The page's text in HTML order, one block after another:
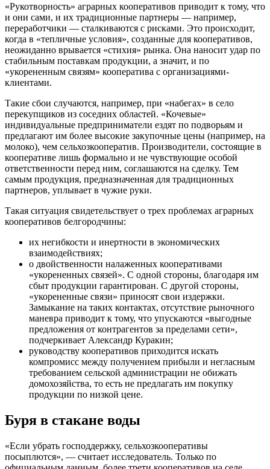
«Рукотворность» аграрных кооперативов приводит к тому, что
и они сами, и их традиционные партнеры — например,
переработчики — сталкиваются с рисками. Это происходит,
когда в «тепличные условия», созданные для кооперативов,
неожиданно врывается «стихия» рынка. Она наносит удар по
стабильным поставкам продукции, а значит, и по
«укорененным связям» кооператива с организациями-
клиентами.
Такие сбои случаются, например, при «набегах» в село
перекупщиков из соседних областей. «Кочевые»
индивидуальные предприниматели ездят по подворьям и
предлагают им более высокие закупочные цены (например, на
молоко), чем сельхозкооператив. Производители, состоящие в
кооперативе лишь формально и не чувствующие особой
ответственности перед ним, соглашаются на сделку. Тем
самым продукция, предназначенная для традиционных
партнеров, уплывает в чужие руки.
Такая ситуация свидетельствует о трех проблемах аграрных
кооперативов белгородчины:
их негибкости и инертности в экономических
взаимодействиях;
о двойственности налаженных кооперативами
«укорененных связей». С одной стороны, благодаря им
сбыт продукции гарантирован. С другой стороны,
«укорененные связи» приносят свои издержки.
Замыкание на таких контактах, отсутствие рыночного
маневра приводит к тому, что упускаются «выгодные
предложения от контрагентов за пределами сети»,
подчеркивает Александр Куракин;
руководству кооперативов приходится искать
компромисс между получением прибыли и негласным
требованием сельской администрации не обижать
домохозяйства, то есть не предлагать им покупку
продукции по низкой цене.
Буря в стакане воды
«Если убрать господдержку, сельхозкооперативы
посыплются», — считает исследователь. Только по